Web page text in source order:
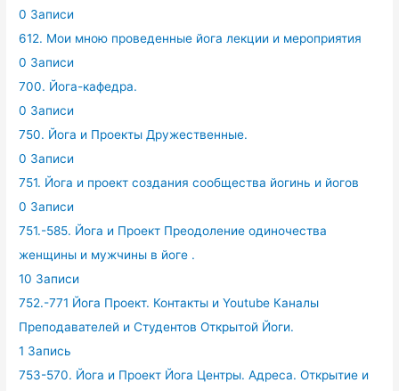
0 Записи
612. Мои мною проведенные йога лекции и мероприятия
0 Записи
700. Йога-кафедра.
0 Записи
750. Йога и Проекты Дружественные.
0 Записи
751. Йога и проект создания сообщества йогинь и йогов
0 Записи
751.-585. Йога и Проект Преодоление одиночества
женщины и мужчины в йоге .
10 Записи
752.-771 Йога Проект. Контакты и Youtube Каналы
Преподавателей и Студентов Открытой Йоги.
1 Запись
753-570. Йога и Проект Йога Центры. Адреса. Открытие и